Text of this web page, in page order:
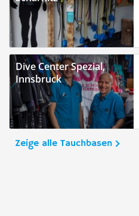
Dive Center Spezial,
Innsbruck
Zeige alle Tauchbasen